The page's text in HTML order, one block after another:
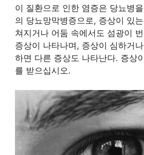
이 질환으로 인한 염증은 당뇨병
의 당뇨망막병증으로, 증상이 있
쳐지거나 어둠 속에서도 섬광이
증상이 나타나며, 증상이 심하거
하면 다른 증상도 나타난다. 증상
를 받으십시오.